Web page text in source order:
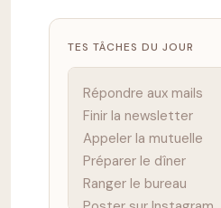
TES TÂCHES DU JOUR